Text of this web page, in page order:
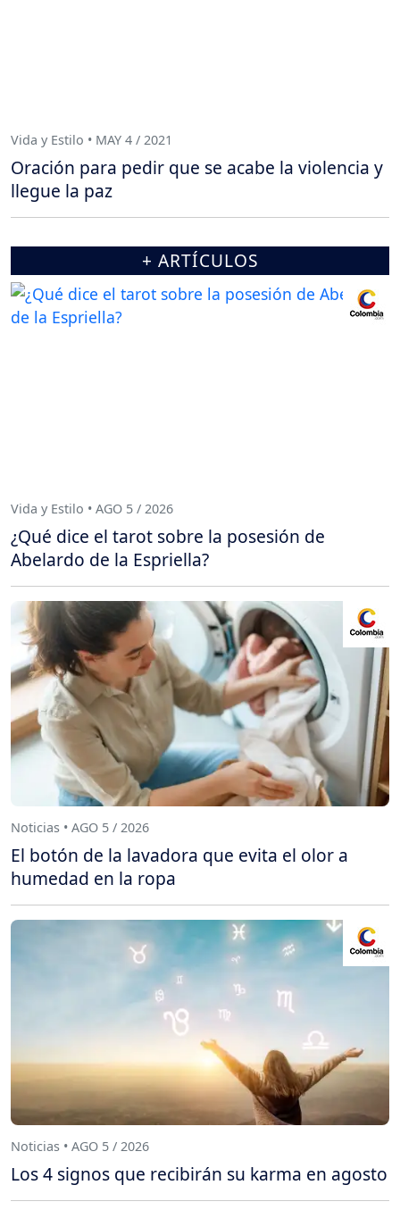
Vida y Estilo • MAY 4 / 2021
Oración para pedir que se acabe la violencia y
llegue la paz
+ ARTÍCULOS
Vida y Estilo • AGO 5 / 2026
¿Qué dice el tarot sobre la posesión de
Abelardo de la Espriella?
Noticias • AGO 5 / 2026
El botón de la lavadora que evita el olor a
humedad en la ropa
Noticias • AGO 5 / 2026
Los 4 signos que recibirán su karma en agosto